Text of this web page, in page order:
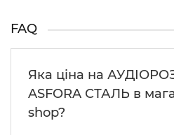
FAQ
Яка ціна на
ASFORA СТАЛЬ в
shop?